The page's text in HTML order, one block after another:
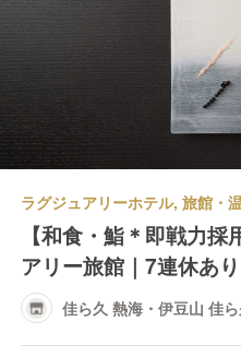
【和食・鮨＊即戦力
アリー旅館｜7連休あ
佳ら久 熱海・伊豆山 佳ら